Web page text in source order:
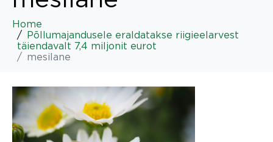
Home
Põllumajandusele eraldatakse riigieelarvest
täiendavalt 7,4 miljonit eurot
mesilane